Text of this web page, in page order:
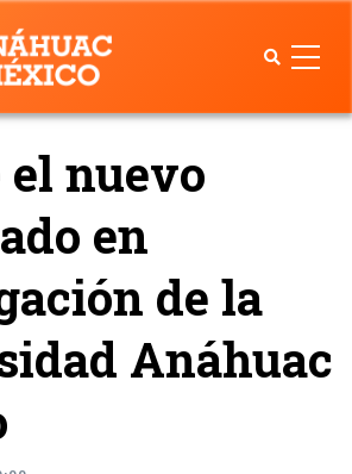
el nuevo
en
de la
Anáhuac